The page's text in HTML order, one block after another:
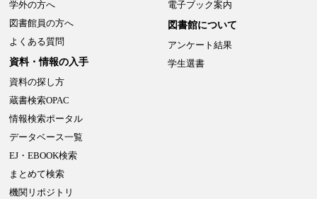
学外の方へ
図書館員の方へ
よくある質問
資料・情報の入手
資料の探し方
蔵書検索OPAC
情報検索ポータル
データベース一覧
EJ・EBOOK検索
まとめて検索
機関リポジトリ
電子ブック案内
図書館について
アンケート結果
学生選書